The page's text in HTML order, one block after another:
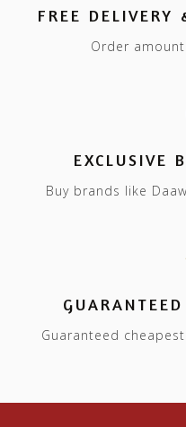
FREE
Order
EXCLUSIVE
Buy brands like
Guaranteed